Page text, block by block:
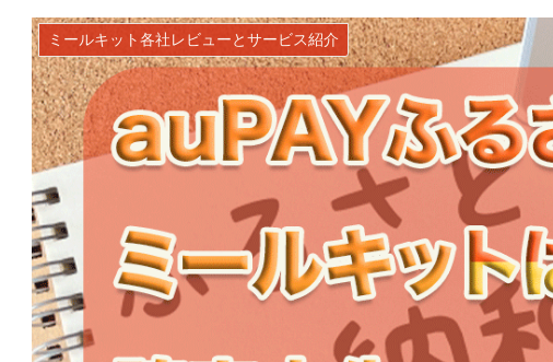
ミールキット各社レビューとサービス紹介